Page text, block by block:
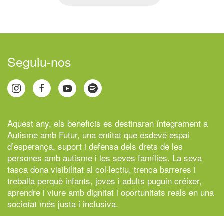
Seguiu-nos
Aquest any, els beneficis es destinaran íntegrament a
Autisme amb Futur, una entitat que esdevé espai
d’esperança, suport i defensa dels drets de les
persones amb autisme i les seves famílies. La seva
tasca dona visibilitat al col·lectiu, trenca barreres i
treballa perquè infants, joves i adults puguin créixer,
aprendre i viure amb dignitat i oportunitats reals en una
societat més justa i inclusiva.